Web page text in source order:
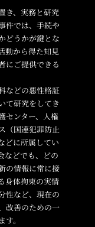
き、実務と研究
件では、手続や
どうかが鍵とな
動から得た知見
にご提供できる
などの悪性格証
て研究をしてき
センター、人権
（国連犯罪防止
どに所属してい
などでも、どの
の情報に常に接
身体拘束の実情
性など、現在の
改善のための一
。